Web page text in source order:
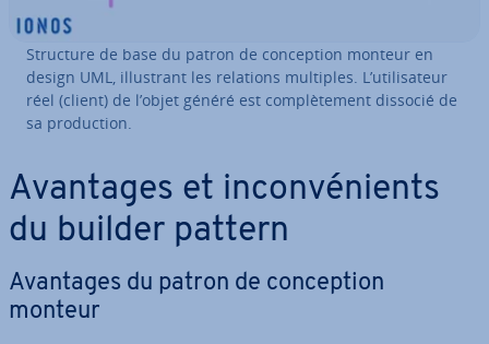
Structure de base du patron de con­cep­tion monteur en
design UML, il­lus­trant les relations multiples. L’uti­li­sa­teur
réel (client) de l’objet généré est com­plè­te­ment dissocié de
sa pro­duc­tion.
Avantages et in­con­vé­nients
du builder pattern
Avantages du patron de con­cep­tion
monteur